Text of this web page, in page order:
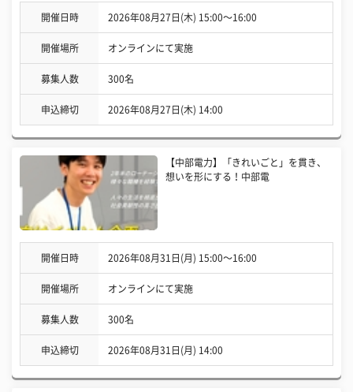
開催日時 2026年08月27日(木) 15:00〜16:00
開催場所 オンラインにて実施
募集人数 300名
申込締切 2026年08月27日(木) 14:00
【中部電力】「きれいごと」を貫き、
想いを形にする！中部電
開催日時 2026年08月31日(月) 15:00〜16:00
開催場所 オンラインにて実施
募集人数 300名
申込締切 2026年08月31日(月) 14:00